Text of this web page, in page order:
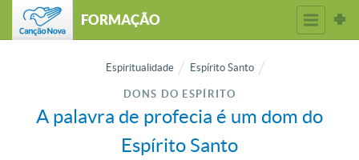
FORMAÇÃO
Espiritualidade Espírito Santo
DONS DO ESPÍRITO
A palavra de profecia é um dom do
Espírito Santo